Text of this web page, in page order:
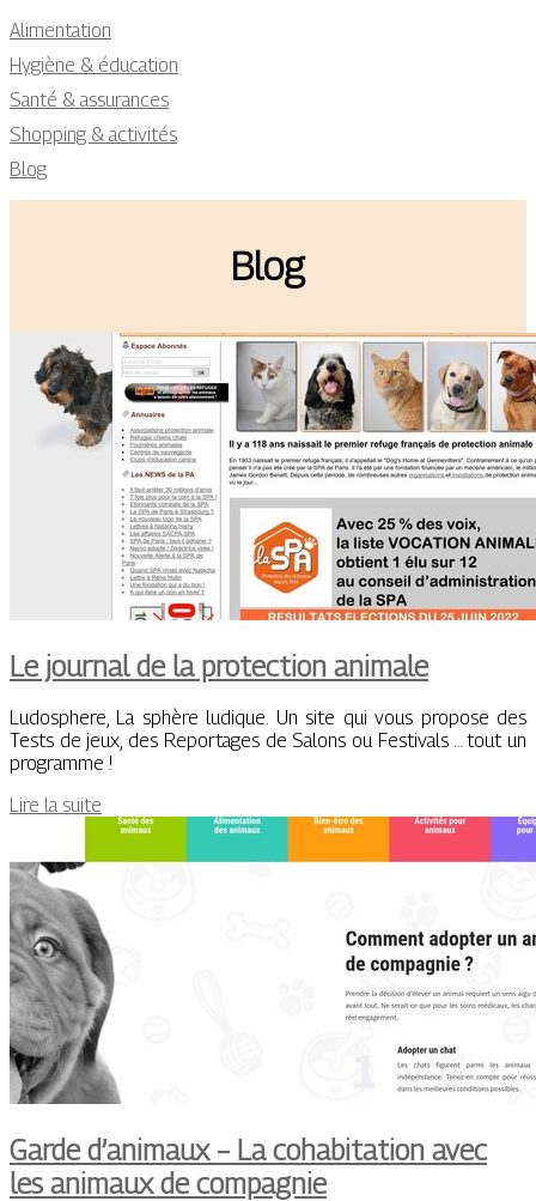
Alimentation
Hygiène & éducation
Santé & assurances
Shopping & activités
Blog
Blog
Le journal de la protection animale
Ludosphere, La sphère ludique. Un site qui vous propose des
Tests de jeux, des Reportages de Salons ou Festivals … tout un
programme !
Lire la suite
Garde d’animaux – La cohabita­tion avec
les animaux de compagnie